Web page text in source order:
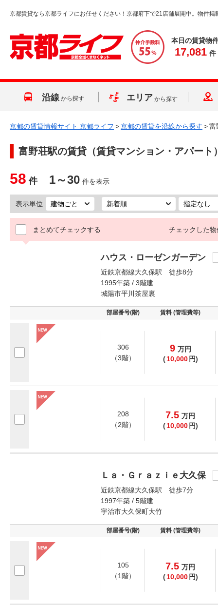
京都賃貸なら京都ライフにお任せください！京都府下で21店舗展開中。物件掲
本日の賃貸物
17,081 件
沿線 から探す エリア から探す
京都の賃貸情報サイト 京都ライフ >京都の賃貸を沿線から探す >富
富野荘駅の賃貸（賃貸マンション・アパート
58 件 1～30 件を表示
表示単位
まとめてチェックする チェックした物
ハウス・ローゼンガーデン
近鉄京都線大久保駅 徒歩8分
1995年築 / 3階建
城陽市平川茶屋裏
部屋番号(階) 賃料 (管理費等)
306
（3階）
9 万円
( 10,000 円)
208
（2階）
7.5 万円
( 10,000 円)
Ｌａ・Ｇｒａｚｉｅ大久保
近鉄京都線大久保駅 徒歩7分
1997年築 / 5階建
宇治市大久保町大竹
部屋番号(階) 賃料 (管理費等)
105
（1階）
7.5 万円
( 10,000 円)